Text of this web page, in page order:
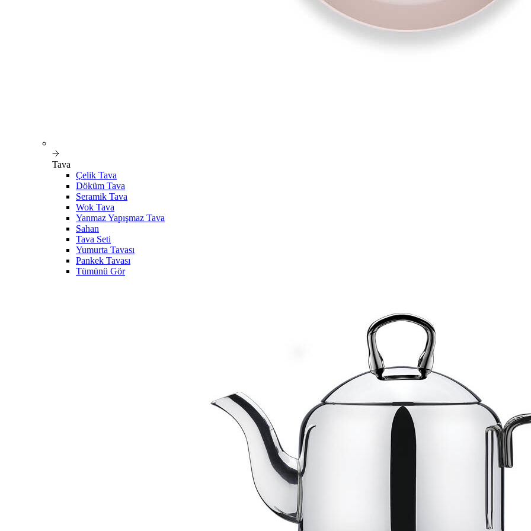
Tava
Çelik Tava
Döküm Tava
Seramik Tava
Wok Tava
Yanmaz Yapışmaz Tava
Sahan
Tava Seti
Yumurta Tavası
Pankek Tavası
Tümünü Gör